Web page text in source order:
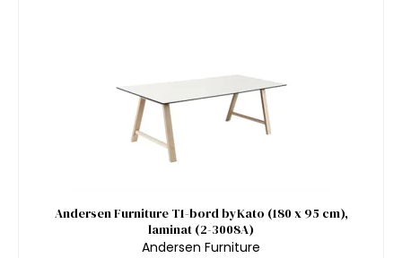
Andersen Furniture T1-bord byKato (180 x 95 cm),
laminat (2-3008A)
Andersen Furniture